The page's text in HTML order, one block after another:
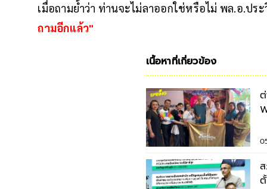
เมื่อถามย้ำว่า ท่านจะไม่ลาออกใช่หรือไม่ พล.อ.ป
ถามอีกแล้ว"
เนื้อหาที่เกี่ยวข้อง